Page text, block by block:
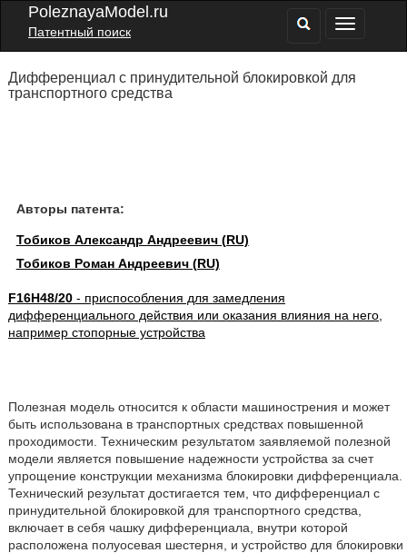
PoleznayaModel.ru
Патентный поиск
Дифференциал с принудительной блокировкой для
транспортного средства
Авторы патента:
Тобиков Александр Андреевич (RU)
Тобиков Роман Андреевич (RU)
F16H48/20- приспособления для замедления
дифференциального действия или оказания влияния на него,
например стопорные устройства
Полезная модель относится к области машинострения и может
быть использована в транспортных средствах повышенной
проходимости. Техническим результатом заявляемой полезной
модели является повышение надежности устройства за счет
упрощение конструкции механизма блокировки дифференциала.
Технический результат достигается тем, что дифференциал с
принудительной блокировкой для транспортного средства,
включает в себя чашку дифференциала, внутри которой
расположена полуосевая шестерня, и устройство для блокировки